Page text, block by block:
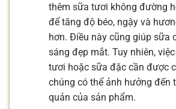
thêm sữa tươi không đường
để tăng độ béo, ngậy và
hơn. Điều này cũng giúp sữa
sáng đẹp mắt. Tuy nhiên,
tươi hoặc sữa đặc cần được
chúng có thể ảnh hưởng đến
quản của sản phẩm.